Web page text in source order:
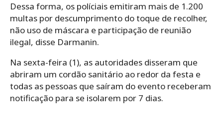
Dessa forma, os políciais emitiram mais de 1.200
multas por descumprimento do toque de recolher,
não uso de máscara e participação de reunião
ilegal, disse Darmanin.
Na sexta-feira (1), as autoridades disseram que
abriram um cordão sanitário ao redor da festa e
todas as pessoas que saíram do evento receberam
notificação para se isolarem por 7 dias.